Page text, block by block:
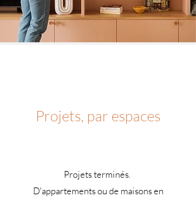
Projets, par espaces
Projets terminés.
D'appartements ou de maisons en